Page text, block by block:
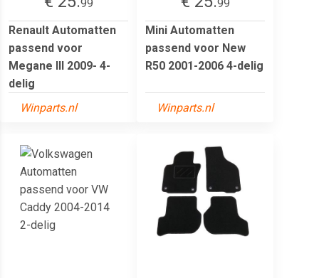
99
Renault Automatten
passend voor
Megane III 2009- 4-
delig
Winparts.nl
99
Mini Automatten
passend voor New
R50 2001-2006 4-delig
Winparts.nl